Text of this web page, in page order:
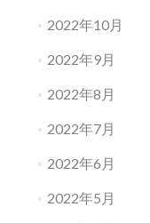
2022年10月
2022年9月
2022年8月
2022年7月
2022年6月
2022年5月